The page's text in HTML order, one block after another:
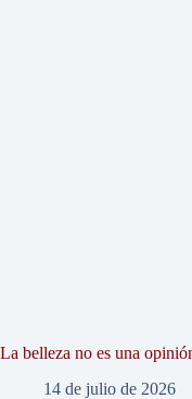
La belleza no es una
14 de julio de 2026